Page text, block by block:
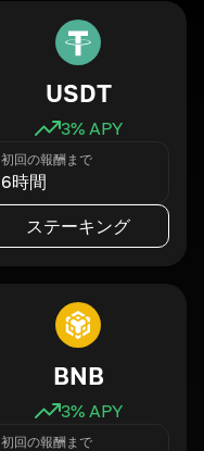
USDT
3% APY
初回の報酬まで
6時間
ステーキング
BNB
3% APY
初回の報酬まで